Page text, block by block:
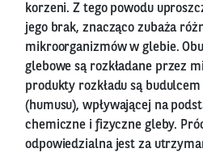
korzeni. Z tego powodu
jego brak, znacząco zubaża
mikroorganizmów w glebie.
glebowe są rozkładane przez
produkty rozkładu są
(humusu), wpływającej na
chemiczne i fizyczne gleby.
odpowiedzialna jest za